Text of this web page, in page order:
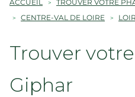
ACCUEIL
TROUVER VOTRE
CENTRE-VAL DE LOIRE
Trouver
Giphar